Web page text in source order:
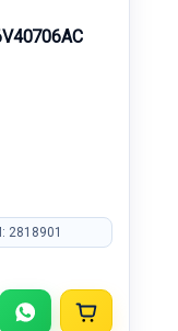
2818901